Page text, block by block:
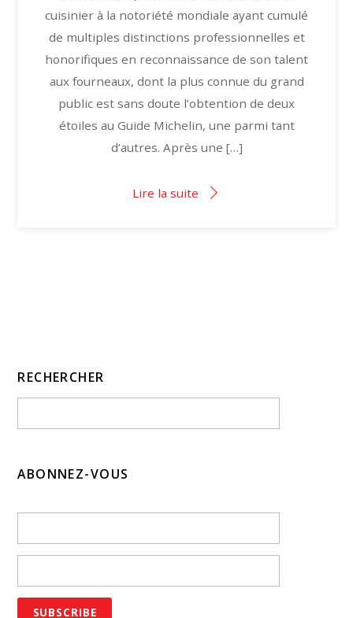
cuisinier à la notoriété mondiale ayant cumulé
de multiples distinctions professionnelles et
honorifiques en reconnaissance de son talent
aux fourneaux, dont la plus connue du grand
public est sans doute l’obtention de deux
étoiles au Guide Michelin, une parmi tant
d’autres. Après une […]
Lire la suite
RECHERCHER
ABONNEZ-VOUS